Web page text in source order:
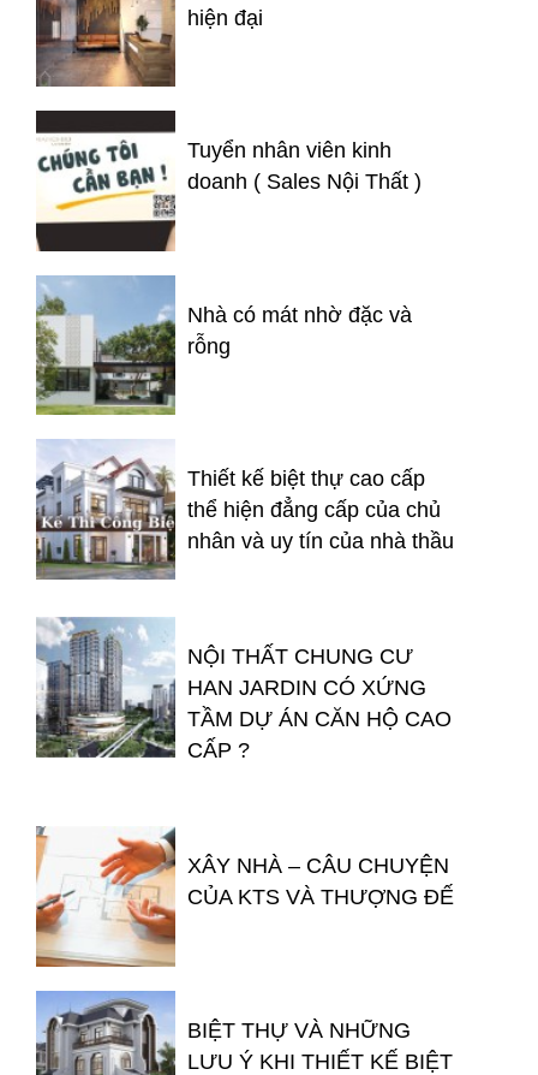
hiện đại
Tuyển nhân viên kinh
doanh ( Sales Nội Thất )
Nhà có mát nhờ đặc và
rỗng
Thiết kế biệt thự cao cấp
thể hiện đẳng cấp của chủ
nhân và uy tín của nhà thầu
NỘI THẤT CHUNG CƯ
HAN JARDIN CÓ XỨNG
TẦM DỰ ÁN CĂN HỘ CAO
CẤP ?
XÂY NHÀ – CÂU CHUYỆN
CỦA KTS VÀ THƯỢNG ĐẾ
BIỆT THỰ VÀ NHỮNG
LƯU Ý KHI THIẾT KẾ BIỆT